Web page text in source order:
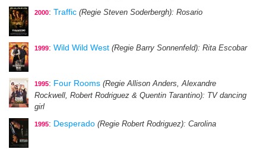
2000: Traffic (Regie Steven Soderbergh): Rosario
1999: Wild Wild West (Regie Barry Sonnenfeld): Rita Escobar
1995: Four Rooms (Regie Allison Anders, Alexandre
Rockwell, Robert Rodriguez & Quentin Tarantino): TV dancing
girl
1995: Desperado (Regie Robert Rodriguez): Carolina